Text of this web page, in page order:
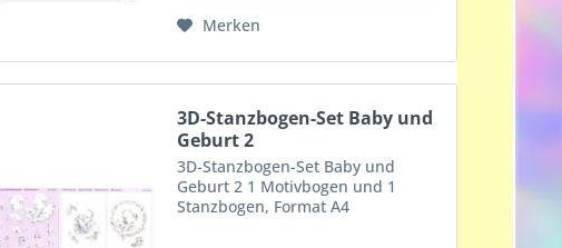
Merken
3D-Stanzbogen-Set Baby und
Geburt 2
3D-Stanzbogen-Set Baby und
Geburt 2 1 Motivbogen und 1
Stanzbogen, Format A4